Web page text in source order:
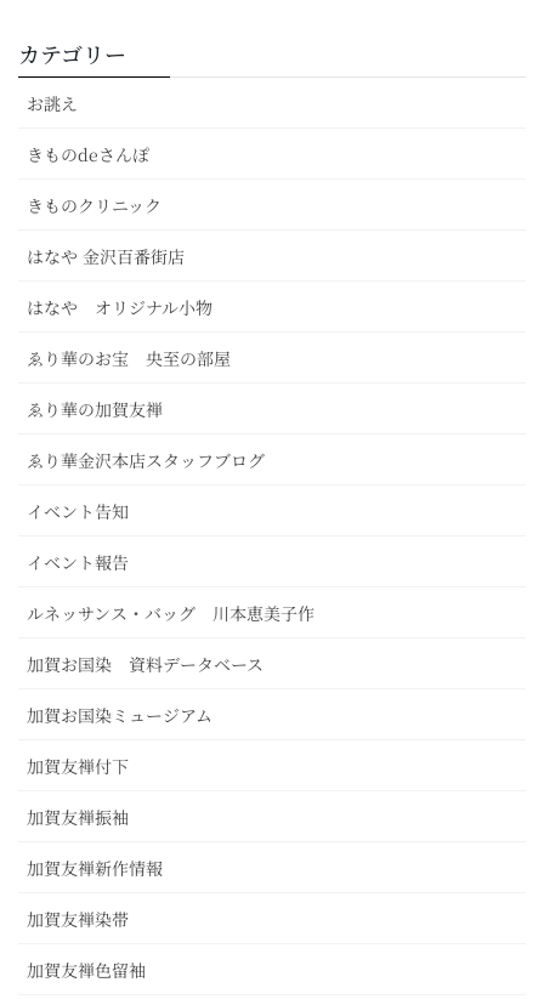
カテゴリー
お誂え
きものdeさんぽ
きものクリニック
はなや 金沢百番街店
はなや オリジナル小物
ゑり華のお宝 央至の部屋
ゑり華の加賀友禅
ゑり華金沢本店スタッフブログ
イベント告知
イベント報告
ルネッサンス・バッグ 川本恵美子作
加賀お国染 資料データベース
加賀お国染ミュージアム
加賀友禅付下
加賀友禅振袖
加賀友禅新作情報
加賀友禅染帯
加賀友禅色留袖